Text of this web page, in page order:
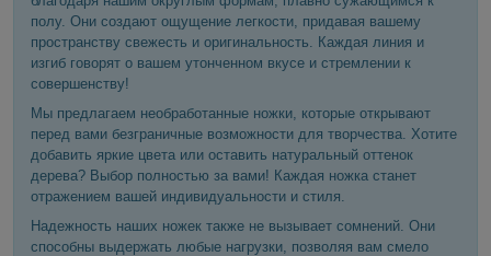
полу. Они создают ощущение легкости, придавая вашему
пространству свежесть и оригинальность. Каждая линия и
изгиб говорят о вашем утонченном вкусе и стремлении к
совершенству!
Мы предлагаем необработанные ножки, которые открывают
перед вами безграничные возможности для творчества. Хотите
добавить яркие цвета или оставить натуральный оттенок
дерева? Выбор полностью за вами! Каждая ножка станет
отражением вашей индивидуальности и стиля.
Надежность наших ножек также не вызывает сомнений. Они
способны выдержать любые нагрузки, позволяя вам смело